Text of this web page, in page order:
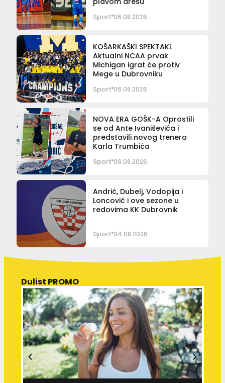
Sport 06.08.2026
KOŠARKAŠKI SPEKTAKL
Aktualni NCAA prvak
Michigan igrat će protiv
Mege u Dubrovniku
Sport 06.08.2026
NOVA ERA GOŠK-A Oprostili
se od Ante Ivaniševića i
predstavili novog trenera
Karla Trumbića
Sport 06.08.2026
Andrić, Dubelj, Vodopija i
Loncović i ove sezone u
redovima KK Dubrovnik
Sport 04.08.2026
Dulist PROMO